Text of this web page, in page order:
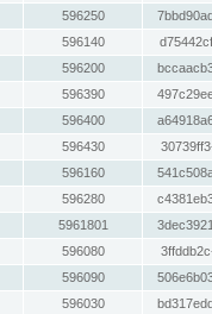
596250
596140
596200
596390
596400
596430
596160
596280
5961801
596080
596090
596030